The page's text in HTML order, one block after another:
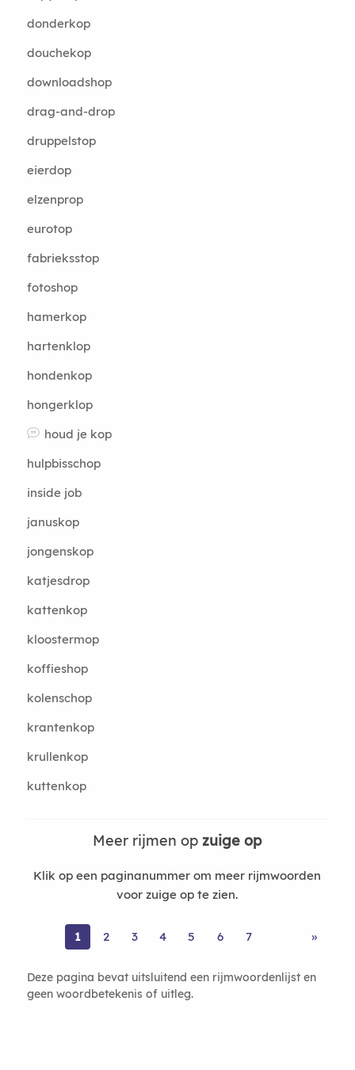
donderkop
douchekop
downloadshop
drag-and-drop
druppelstop
eierdop
elzenprop
eurotop
fabrieksstop
fotoshop
hamerkop
hartenklop
hondenkop
hongerklop
houd je kop
hulpbisschop
inside job
januskop
jongenskop
katjesdrop
kattenkop
kloostermop
koffieshop
kolenschop
krantenkop
krullenkop
kuttenkop
Meer rijmen op zuige op
Klik op een paginanummer om meer rijmwoorden
voor zuige op te zien.
1 2 3 4 5 6 7 »
Deze pagina bevat uitsluitend een rijmwoordenlijst en
geen woordbetekenis of uitleg.